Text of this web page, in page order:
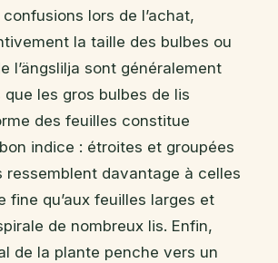
lors de l’achat,
la taille des bulbes ou
l’ängslilja sont généralement
les gros bulbes de lis
des feuilles constitue
indice : étroites et groupées
ressemblent davantage à celles
fine qu’aux feuilles larges et
de nombreux lis. Enfin,
de la plante penche vers un